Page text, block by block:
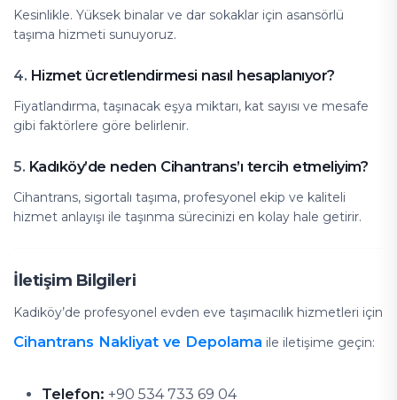
Kesinlikle. Yüksek binalar ve dar sokaklar için asansörlü
taşıma hizmeti sunuyoruz.
4. Hizmet ücretlendirmesi nasıl hesaplanıyor?
Fiyatlandırma, taşınacak eşya miktarı, kat sayısı ve mesafe
gibi faktörlere göre belirlenir.
5. Kadıköy’de neden Cihantrans’ı tercih etmeliyim?
Cihantrans, sigortalı taşıma, profesyonel ekip ve kaliteli
hizmet anlayışı ile taşınma sürecinizi en kolay hale getirir.
İletişim Bilgileri
Kadıköy’de profesyonel evden eve taşımacılık hizmetleri için
Cihantrans Nakliyat ve Depolama ile iletişime geçin:
Telefon: +90 534 733 69 04